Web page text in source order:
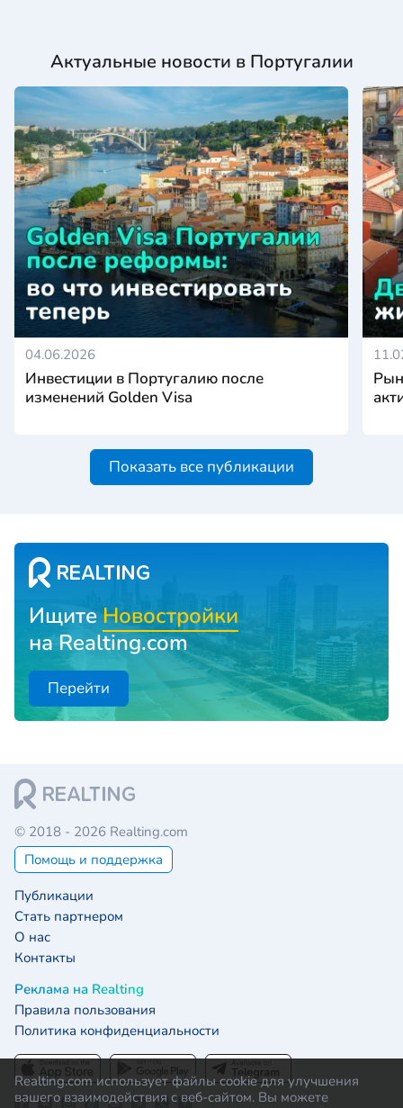
Realting.com использует файлы cookie для улучшения
вашего взаимодействия с веб-сайтом. Вы можете
Актуальные новости в Португалии
04.06.2026
Инвестиции в Португалию после
изменений Golden Visa
Показать все публикации
ИщитеНовостройки
на Realting.com
Перейти
© 2018 - 2026 Realting.com
Помощь и поддержка
Публикации
Стать партнером
О нас
Контакты
Реклама на Realting
Правила пользования
Политика конфиденциальности